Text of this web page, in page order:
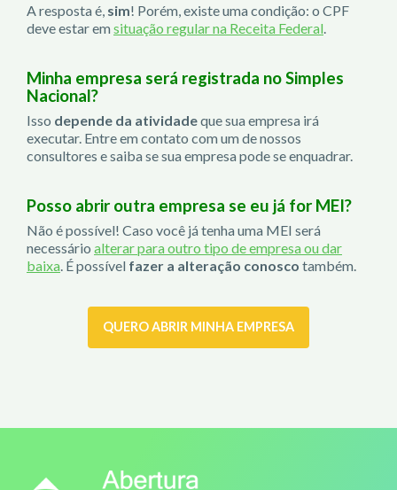
A resposta é, sim! Porém, existe uma condição: o CPF
deve estar emsituação regular na Receita Federal.
Minha empresa será registrada no Simples
Nacional?
Isso depende da atividadeque sua empresa irá
executar. Entre em contato com um de nossos
consultores e saiba se sua empresa pode se enquadrar.
Posso abrir outra empresa se eu já for MEI?
Não é possível! Caso você já tenha uma MEI será
necessário alterar para outro tipo de empresa ou dar
baixa. É possível fazer a alteração conosco também.
QUERO ABRIR MINHA EMPRESA